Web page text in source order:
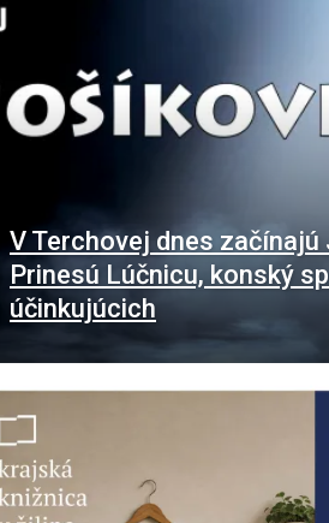
V Terchovej dnes
Prinesú Lúčnicu, konský
účinkujúcich